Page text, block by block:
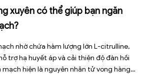
xuyên có thể giúp bạn ngăn
nhờ chứa hàm lượng lớn L-citrulline,
trợ hạ huyết áp và cải thiện độ đàn hồi
hiện là nguyên nhân tử vong hàng